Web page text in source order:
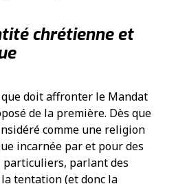
chrétienne et
doit affronter le Mandat
de la première. Dès que
comme une religion
incarnée par et pour des
particuliers, parlant des
tentation (et donc la